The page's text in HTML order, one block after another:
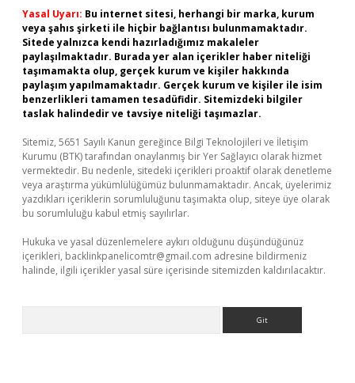
Yasal Uyarı: Bu internet sitesi, herhangi bir marka, kurum
veya şahıs şirketi ile hiçbir bağlantısı bulunmamaktadır.
Sitede yalnızca kendi hazırladığımız makaleler
paylaşılmaktadır. Burada yer alan içerikler haber niteliği
taşımamakta olup, gerçek kurum ve kişiler hakkında
paylaşım yapılmamaktadır. Gerçek kurum ve kişiler ile isim
benzerlikleri tamamen tesadüfidir. Sitemizdeki bilgiler
taslak halindedir ve tavsiye niteliği taşımazlar.
Sitemiz, 5651 Sayılı Kanun gereğince Bilgi Teknolojileri ve İletişim
Kurumu (BTK) tarafından onaylanmış bir Yer Sağlayıcı olarak hizmet
vermektedir. Bu nedenle, sitedeki içerikleri proaktif olarak denetleme
veya araştırma yükümlülüğümüz bulunmamaktadır. Ancak, üyelerimiz
yazdıkları içeriklerin sorumluluğunu taşımakta olup, siteye üye olarak
bu sorumluluğu kabul etmiş sayılırlar.
Hukuka ve yasal düzenlemelere aykırı olduğunu düşündüğünüz
içerikleri, backlinkpanelicomtr@gmail.com adresine bildirmeniz
halinde, ilgili içerikler yasal süre içerisinde sitemizden kaldırılacaktır.